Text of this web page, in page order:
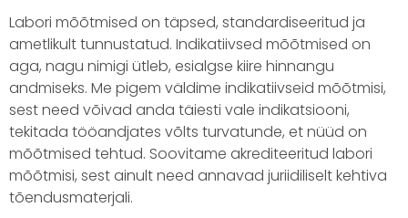
Labori mõõtmised on täpsed, standardiseeritud ja
ametlikult tunnustatud. Indikatiivsed mõõtmised on
aga, nagu nimigi ütleb, esialgse kiire hinnangu
andmiseks. Me pigem väldime indikatiivseid mõõtmisi,
sest need võivad anda täiesti vale indikatsiooni,
tekitada tööandjates võlts turvatunde, et nüüd on
mõõtmised tehtud. Soovitame akrediteeritud labori
mõõtmisi, sest ainult need annavad juriidiliselt kehtiva
tõendusmaterjali.